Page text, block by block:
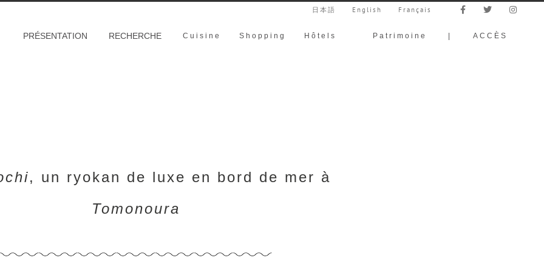
日本語 English Français
PRÉSENTATION RECHERCHE Cuisine Shopping Hôtels Patrimoine ACCÈS
, un ryokan de luxe en bord de mer à
Tomonoura